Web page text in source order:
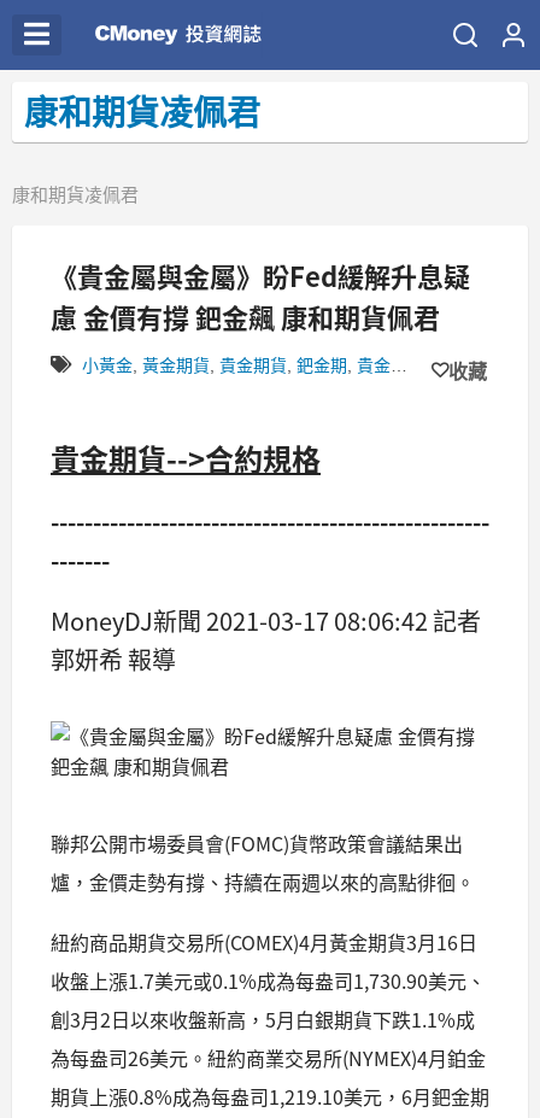
康和期貨凌佩君
康和期貨凌佩君
《貴金屬與金屬》盼Fed緩解升息疑
慮 金價有撐 鈀金飆 康和期貨佩君
小黃金 黃金期貨 貴金期貨 鈀金期 貴金期 白金期,貴金期
收藏
貴金期貨-->合約規格
----------------------------------------------------
-------
MoneyDJ新聞 2021-03-17 08:06:42 記者
郭妍希 報導
聯邦公開市場委員會(FOMC)貨幣政策會議結果出
爐，金價走勢有撐、持續在兩週以來的高點徘徊。
紐約商品期貨交易所(COMEX)4月黃金期貨3月16日
收盤上漲1.7美元或0.1%成為每盎司1,730.90美元、
創3月2日以來收盤新高，5月白銀期貨下跌1.1%成
為每盎司26美元。紐約商業交易所(NYMEX)4月鉑金
期貨上漲0.8%成為每盎司1,219.10美元，6月鈀金期